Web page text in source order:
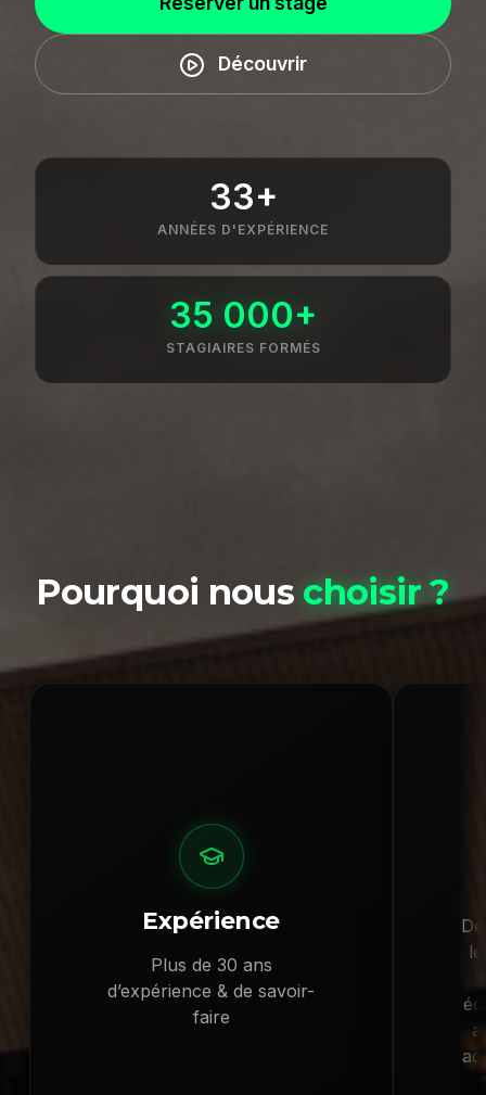
Découvrir
33+
ANNÉES D'EXPÉRIENCE
35 000+
STAGIAIRES FORMÉS
Pourquoi nous choisir ?
Expérience
Plus de 30 ans
d’expérience & de savoir-
faire